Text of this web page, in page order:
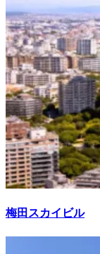
梅田スカイビル